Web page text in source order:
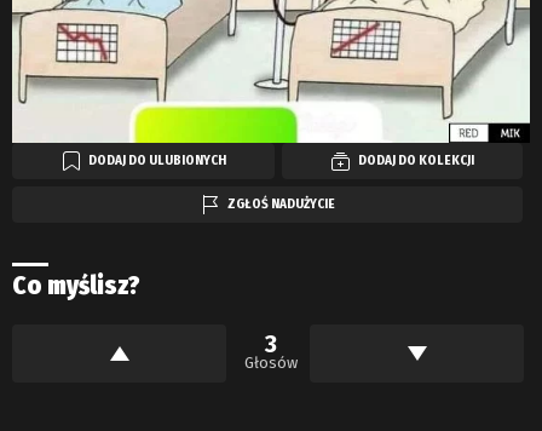
DODAJ DO ULUBIONYCH DODAJ DO KOLEKCJI
ZGŁOŚ NADUŻYCIE
Co myślisz?
3
Głosów